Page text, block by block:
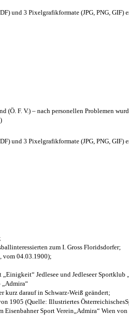
und 3 Pixelgrafikformate (JPG, PNG, GIF)
(Ö. F. V.) – nach personellen Problemen
und 3 Pixelgrafikformate (JPG, PNG, GIF)
zum I. Gross Floridsdorfer;
vom 04.03.1900);
Jedlesee und Jedleseer Sportklub
„Admira“
kurz darauf in Schwarz-Weiß geändert;
1905 (Quelle: Illustriertes
Eisenbahner Sport Verein„Admira“ Wien